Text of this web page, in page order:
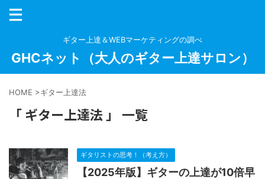
ギター上達＆WEBマーケティングの調べ
GHCネット（大人のギター上達サロン）
HOME >ギター上達法
「 ギター上達法 」 一覧
ギタリストの思考！（考え方）
【2025年版】ギターの上達が10倍早